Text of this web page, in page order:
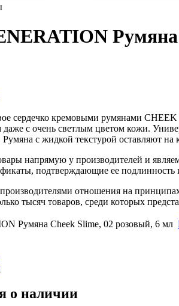
сердечко кремовыми румянами
с очень светлым цветом кожи.
Румяна с жидкой текстурой оставляют
напрямую у производителей и
подтверждающие ее подлинность
отношения на
тысяч товаров, среди которых
Румяна Cheek Slime, 02 розовый, 6 мл
о наличии